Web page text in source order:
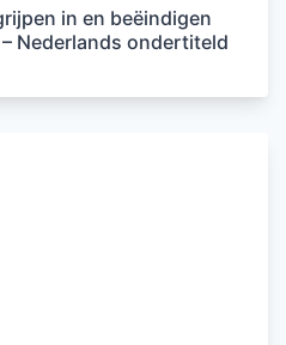
in en beëindigen
Nederlands ondertiteld